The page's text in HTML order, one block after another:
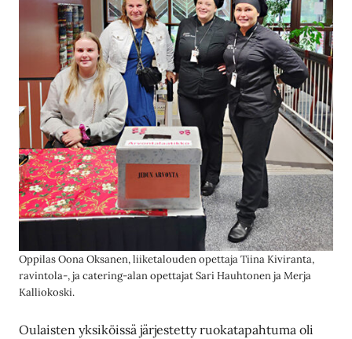
Oppilas Oona Oksanen, liiketalouden opettaja Tiina Kiviranta,
ravintola-, ja catering-alan opettajat Sari Hauhtonen ja Merja
Kalliokoski.
Oulaisten yksiköissä järjestetty ruokatapahtuma oli